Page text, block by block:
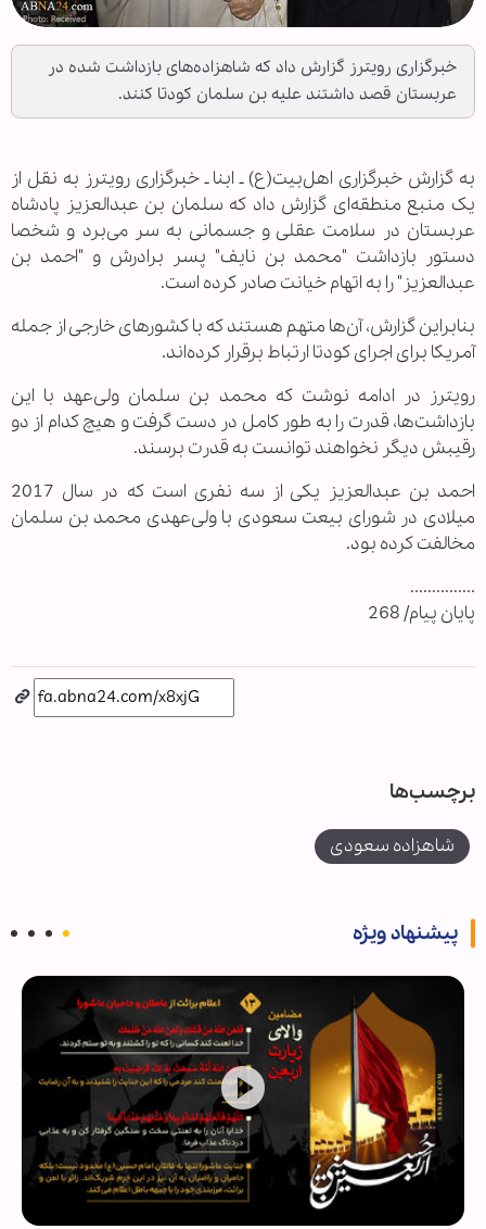
خبرگزاری رویترز گزارش داد که شاهزاده‌های بازداشت شده در
عربستان قصد داشتند علیه بن سلمان کودتا کنند.
به گزارش خبرگزاری اهل‌بیت(ع) ـ ابنا ـ خبرگزاری رویترز به نقل از
یک منبع منطقه‌ای گزارش داد که سلمان بن عبدالعزیز پادشاه
عربستان در سلامت عقلی و جسمانی به سر می‌برد و شخصا
دستور بازداشت "محمد بن نایف" پسر برادرش و "احمد بن
عبدالعزیز" را به اتهام خیانت صادر کرده است.
بنابراین گزارش، آن‌ها متهم هستند که با کشورهای خارجی از جمله
آمریکا برای اجرای کودتا ارتباط برقرار کرده‌اند.
رویترز در ادامه نوشت که محمد بن سلمان ولی‌عهد با این
بازداشت‌ها، قدرت را به طور کامل در دست گرفت و هیچ کدام از دو
رقیبش دیگر نخواهند توانست به قدرت برسند.
احمد بن عبدالعزیز یکی از سه نفری است که در سال 2017
میلادی در شورای بیعت سعودی با ولی‌عهدی محمد بن سلمان
مخالفت کرده بود.
...............
پایان پیام/ 268
برچسب‌ها
شاهزاده سعودی
پیشنهاد ویژه